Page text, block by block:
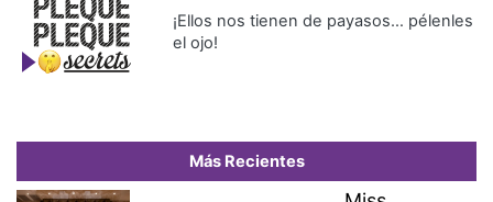
¡Ellos nos tienen de payasos… pélenles
el ojo!
Más Recientes